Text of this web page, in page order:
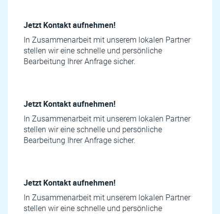
Jetzt Kontakt aufnehmen!
In Zusammenarbeit mit unserem lokalen Partner
stellen wir eine schnelle und persönliche
Bearbeitung Ihrer Anfrage sicher.
Jetzt Kontakt aufnehmen!
In Zusammenarbeit mit unserem lokalen Partner
stellen wir eine schnelle und persönliche
Bearbeitung Ihrer Anfrage sicher.
Jetzt Kontakt aufnehmen!
In Zusammenarbeit mit unserem lokalen Partner
stellen wir eine schnelle und persönliche